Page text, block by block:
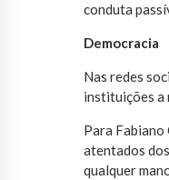
conduta
Democracia
Nas redes
instituições a
Para Fabiano
atentados
qualquer